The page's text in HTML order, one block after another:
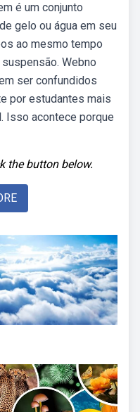
é um conjunto
gelo ou água em seu
ao mesmo tempo
Webno
ser confundidos
por estudantes mais
Isso acontece porque
the button below.